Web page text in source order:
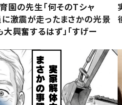
園の先生「何そのTシャ
に激震が走ったまさかの光景
興奮するはず」「すげー